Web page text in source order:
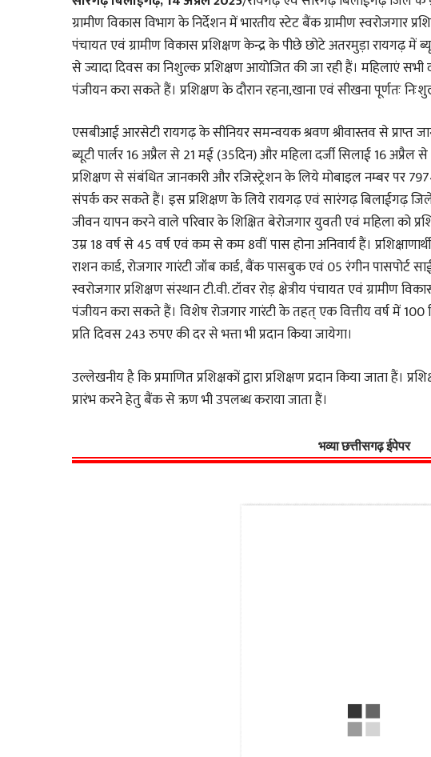
ग्रामीण विकास विभाग के निर्देशन में भारतीय स्टेट बैंक ग्रामीण स्वरोजगार
पंचायत एवं ग्रामीण विकास प्रशिक्षण केन्द्र के पीछे छोटे अतरमुड़ा रायगढ़ में
से ज्यादा दिवस का निशुल्क प्रशिक्षण आयोजित की जा रही हैं। महिलाएं
पंजीयन करा सकते हैं। प्रशिक्षण के दौरान रहना,खाना एवं सीखना पूर्णतः
एसबीआई आरसेटी रायगढ़ के सीनियर समन्वयक श्रवण श्रीवास्तव से प्राप्त
ब्यूटी पार्लर 16 अप्रैल से 21 मई (35दिन) और महिला दर्जी सिलाई 16 अप्रैल से
प्रशिक्षण से संबंधित जानकारी और रजिस्ट्रेशन के लिये मोबाइल नम्बर पर
संपर्क कर सकते हैं। इस प्रशिक्षण के लिये रायगढ़ एवं सारंगढ़ बिलाईगढ़ जिले
जीवन यापन करने वाले परिवार के शिक्षित बेरोजगार युवती एवं महिला को
उम्र 18 वर्ष से 45 वर्ष एवं कम से कम 8वीं पास होना अनिवार्य हैं।
राशन कार्ड, रोजगार गारंटी जॉब कार्ड, बैंक पासबुक एवं 05 रंगीन
स्वरोजगार प्रशिक्षण संस्थान टी.वी. टॉवर रोड़ क्षेत्रीय पंचायत एवं ग्रामीण
पंजीयन करा सकते हैं। विशेष रोजगार गारंटी के तहत् एक वित्तीय वर्ष में 100
प्रति दिवस 243 रुपए की दर से भत्ता भी प्रदान किया जायेगा।
उल्लेखनीय है कि प्रमाणित प्रशिक्षकों द्वारा प्रशिक्षण प्रदान किया जाता हैं।
प्रारंभ करने हेतु बैंक से ऋण भी उपलब्ध कराया जाता हैं।
भव्या छत्तीसगढ़ ईपेपर